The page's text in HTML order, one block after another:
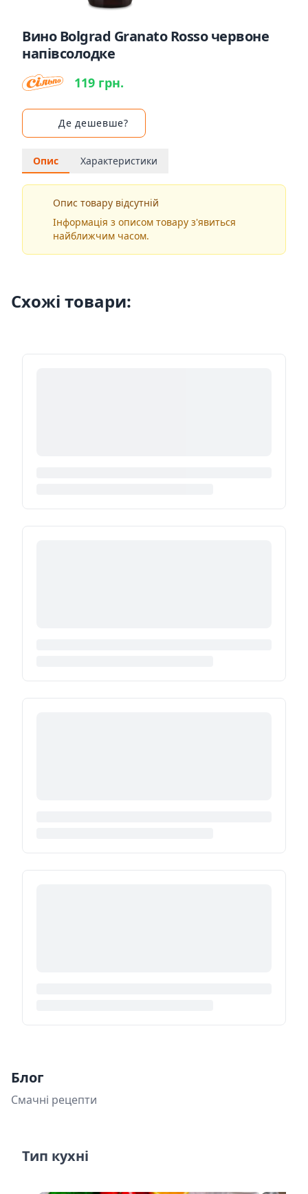
Вино Bolgrad Granato Rosso червоне
напівсолодке
119 грн.
Де дешевше?
Опис Характеристики
Опис товару відсутній
Інформація з описом товару з'явиться
найближчим часом.
Схожі товари:
Блог
Смачні рецепти
Тип кухні